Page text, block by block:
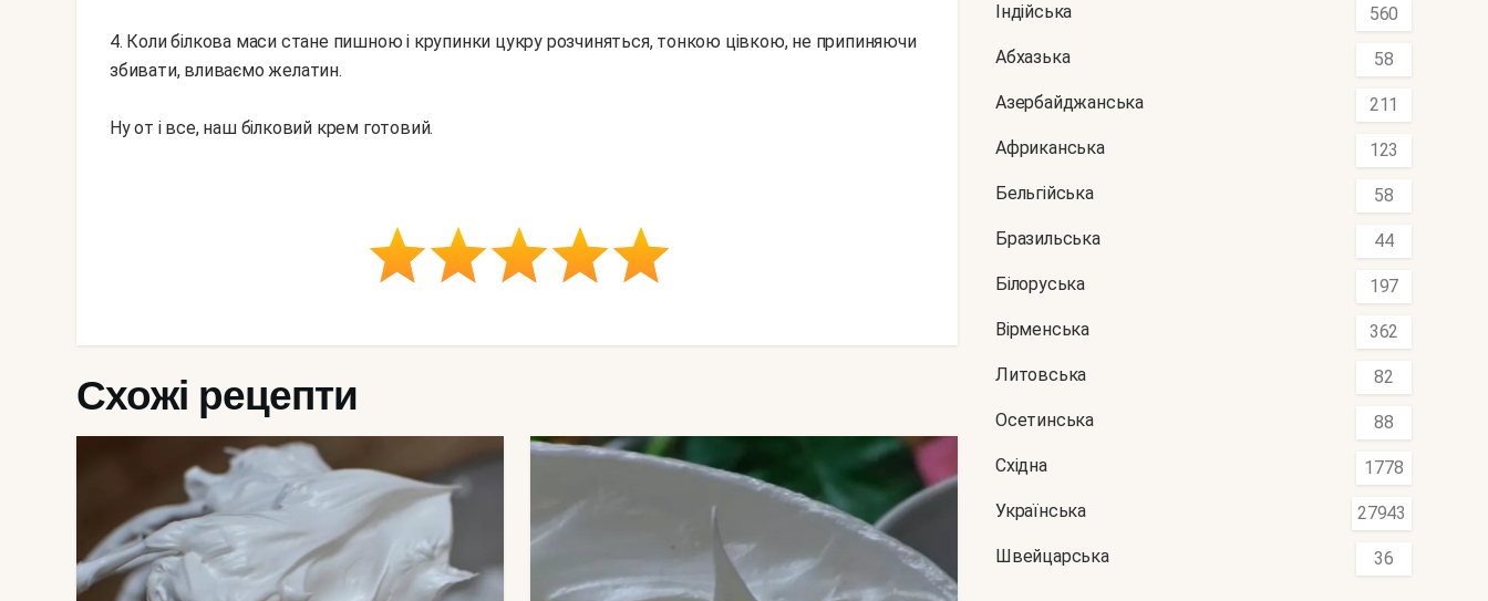
4. Коли білкова маси стане пишною і крупинки цукру розчиняться, тонкою цівкою, не припиняючи
збивати, вливаємо желатин.
Ну от і все, наш білковий крем готовий.
Схожі рецепти
Індійська 560
Абхазька 58
Азербайджанська 211
Африканська 123
Бельгійська 58
Бразильська 44
Білоруська 197
Вірменська 362
Литовська 82
Осетинська 88
Східна 1778
Українська 27943
Швейцарська 36